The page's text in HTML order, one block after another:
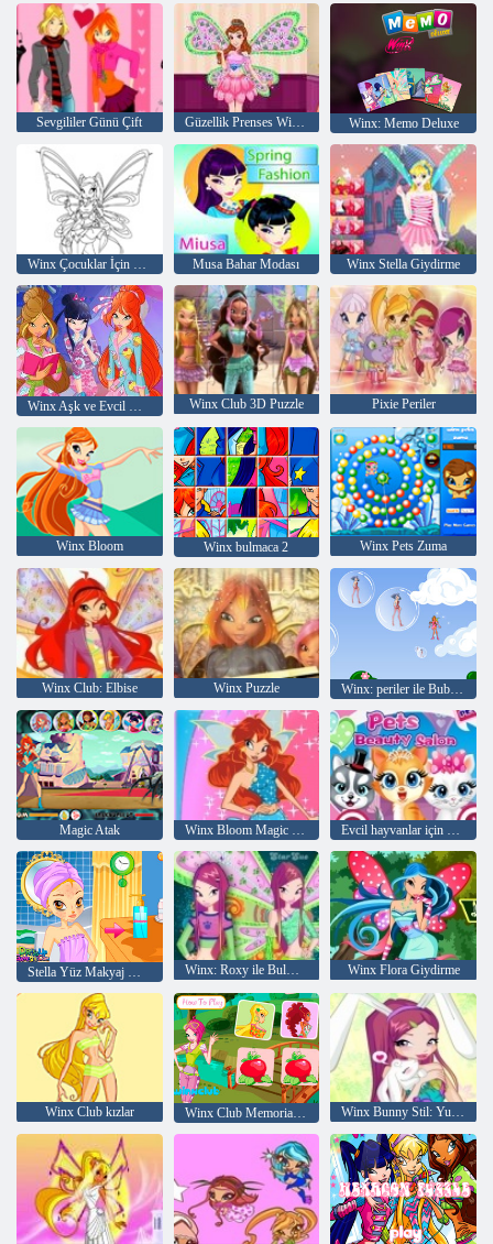
Sevgililer Günü Çift Güzellik Prenses Winx Stili Winx: Memo Deluxe
Winx Çocuklar İçin Boyama Musa Bahar Modası Winx Stella Giydirme
Winx Club 3D Puzzle Pixie Periler
Winx Bloom Winx bulmaca 2 Winx Pets Zuma
Winx Club: Elbise Winx Puzzle Winx: periler ile Bubbles
Magic Atak
Winx: Roxy ile Bulmacalar Winx Flora Giydirme
Winx Club kızlar Winx Club Memorial Trick Winx Bunny Stil: Yuvarlak bulmaca